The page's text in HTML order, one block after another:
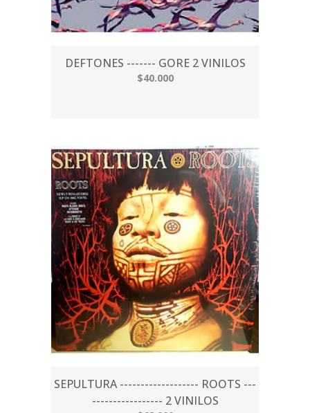
DEFTONES ------- GORE 2 VINILOS
$40.000
SEPULTURA ------------------- ROOTS ---
----------------- 2 VINILOS